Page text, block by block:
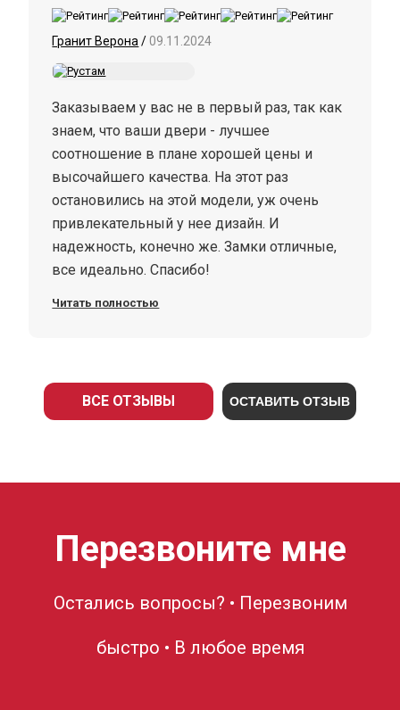
Сенатор всем, кто ценит качество и стиль!
Гранит Верона /09.11.2024
Заказываем у вас не в первый раз, так как
знаем, что ваши двери - лучшее
соотношение в плане хорошей цены и
высочайшего качества. На этот раз
остановились на этой модели, уж очень
привлекательный у нее дизайн. И
надежность, конечно же. Замки отличные,
все идеально. Спасибо!
Читать полностью
ВСЕ ОТЗЫВЫ ОСТАВИТЬ ОТЗЫВ
Перезвоните мне
Остались вопросы? • Перезвоним
быстро • В любое время